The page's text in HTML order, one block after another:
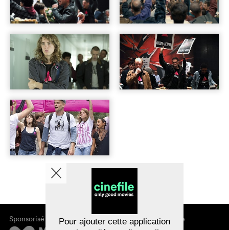
Sponsorisé par
À propos de cinefile
S'inscrire/s'abonner
Pour ajouter cette application